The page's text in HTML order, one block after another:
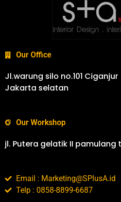
Our Office
Jl.warung silo no.101 Ciganjur
Jakarta selatan
Our Workshop
jl. Putera gelatik II pamulang
Email : Marketing@SPlusA.id
Telp : 0858-8899-6687